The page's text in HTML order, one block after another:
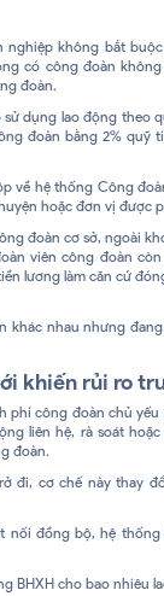
nghiệp không bắt
có công đoàn
đoàn.
dụng lao động theo
đoàn bằng 2% quỹ
về hệ thống Công
hoặc đơn vị được
đoàn cơ sở, ngoài
viên công đoàn
lương làm căn cứ
khác nhau nhưng
khiến rủi ro
phí công đoàn chủ
liên hệ, rà soát
đoàn.
đi, cơ chế này thay
nối đồng bộ, hệ
BHXH cho bao nhiêu